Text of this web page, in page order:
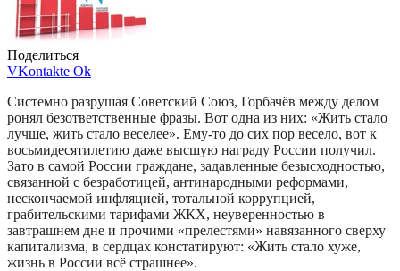
Поделиться
VKontakte Ok
Системно разрушая Советский Союз, Горбачёв между делом
ронял безответственные фразы. Вот одна из них: «Жить стало
лучше, жить стало веселее». Ему-то до сих пор весело, вот к
восьмидесятилетию даже высшую награду России получил.
Зато в самой России граждане, задавленные безысходностью,
связанной с безработицей, антинародными реформами,
нескончаемой инфляцией, тотальной коррупцией,
грабительскими тарифами ЖКХ, неуверенностью в
завтрашнем дне и прочими «прелестями» навязанного сверху
капитализма, в сердцах констатируют: «Жить стало хуже,
жизнь в России всё страшнее».